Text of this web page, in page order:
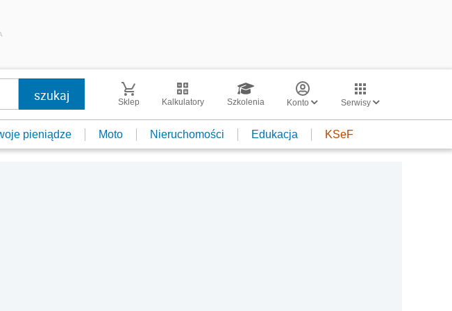
Sklep Kalkulatory Szkolenia Konto Serwisy
pieniądze Moto Nieruchomości Edukacja KSeF